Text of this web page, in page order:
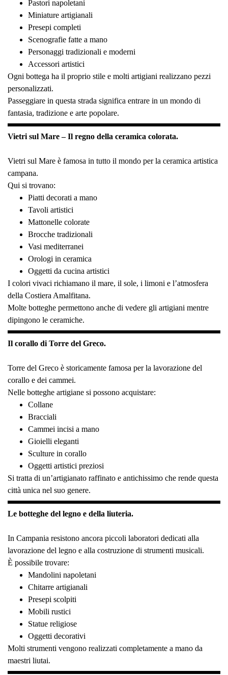
Pastori napoletani
Miniature artigianali
Presepi completi
Scenografie fatte a mano
Personaggi tradizionali e moderni
Accessori artistici
Ogni bottega ha il proprio stile e molti artigiani realizzano pezzi
personalizzati.
Passeggiare in questa strada significa entrare in un mondo di
fantasia, tradizione e arte popolare.
Vietri sul Mare – Il regno della ceramica colorata.
Vietri sul Mare è famosa in tutto il mondo per la ceramica artistica
campana.
Qui si trovano:
Piatti decorati a mano
Tavoli artistici
Mattonelle colorate
Brocche tradizionali
Vasi mediterranei
Orologi in ceramica
Oggetti da cucina artistici
I colori vivaci richiamano il mare, il sole, i limoni e l’atmosfera
della Costiera Amalfitana.
Molte botteghe permettono anche di vedere gli artigiani mentre
dipingono le ceramiche.
Il corallo di Torre del Greco.
Torre del Greco è storicamente famosa per la lavorazione del
corallo e dei cammei.
Nelle botteghe artigiane si possono acquistare:
Collane
Bracciali
Cammei incisi a mano
Gioielli eleganti
Sculture in corallo
Oggetti artistici preziosi
Si tratta di un’artigianato raffinato e antichissimo che rende questa
città unica nel suo genere.
Le botteghe del legno e della liuteria.
In Campania resistono ancora piccoli laboratori dedicati alla
lavorazione del legno e alla costruzione di strumenti musicali.
È possibile trovare:
Mandolini napoletani
Chitarre artigianali
Presepi scolpiti
Mobili rustici
Statue religiose
Oggetti decorativi
Molti strumenti vengono realizzati completamente a mano da
maestri liutai.